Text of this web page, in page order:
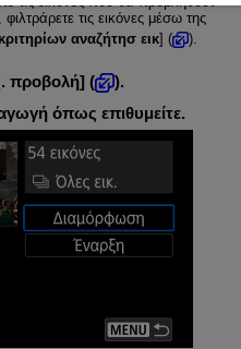
τις εικόνες μέσω της
αναζήτησ εικ] ( ).
προβολή] (
).
όπως επιθυμείτε.